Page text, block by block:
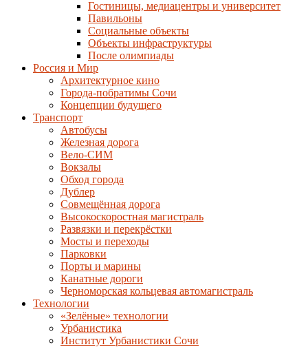
Гостиницы, медиацентры и университет
Павильоны
Социальные объекты
Объекты инфраструктуры
После олимпиады
Россия и Мир
Архитектурное кино
Города-побратимы Сочи
Концепции будущего
Транспорт
Автобусы
Железная дорога
Вело-СИМ
Вокзалы
Обход города
Дублер
Совмещённая дорога
Высокоскоростная магистраль
Развязки и перекрёстки
Мосты и переходы
Парковки
Порты и марины
Канатные дороги
Черноморская кольцевая автомагистраль
Технологии
«Зелёные» технологии
Урбанистика
Институт Урбанистики Сочи